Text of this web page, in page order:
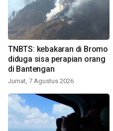
TNBTS: kebakaran di Bromo
diduga sisa perapian orang
di Bantengan
Jumat, 7 Agustus 2026